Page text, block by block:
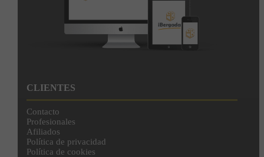
CLIENTES
Contacto
Profesionales
Afiliados
Política de privacidad
Política de cookies